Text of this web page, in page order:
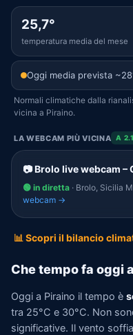
25,7°
temperatura media del mese
Oggi media prevista
Normali climatiche dalla
vicina a Piraino.
LA WEBCAM PIÙ VICINA A
📷 Brolo live webcam –
🟢 in diretta · Brolo, Sicilia
webcam →
📊 Scopri il bilancio
Che tempo fa oggi
Oggi a Piraino il tempo è
tra 25°C e 30°C. Non
significative. Il vento